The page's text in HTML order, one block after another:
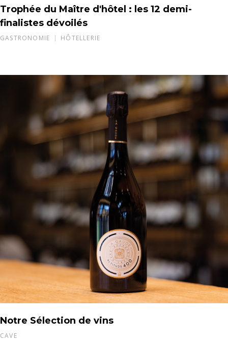
Trophée du Maître d'hôtel : les 12 demi-
finalistes dévoilés
GASTRONOMIE HÔTELLERIE
Notre Sélection de vins
CAVE